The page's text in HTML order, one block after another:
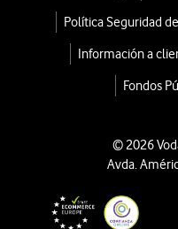
Política Seguridad
Información a
Fondos
© 2026
Avda.